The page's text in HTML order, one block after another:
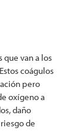
que van a los
coágulos
pero
oxígeno a
daño
de